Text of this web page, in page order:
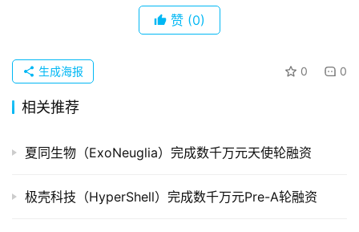
品
牌
发
布
并
重
赞 (0)
0 0
生成海报
相关推荐
夏同生物（ExoNeuglia）完成数千万元天使轮融资
极壳科技（HyperShell）完成数千万元Pre-A轮融资